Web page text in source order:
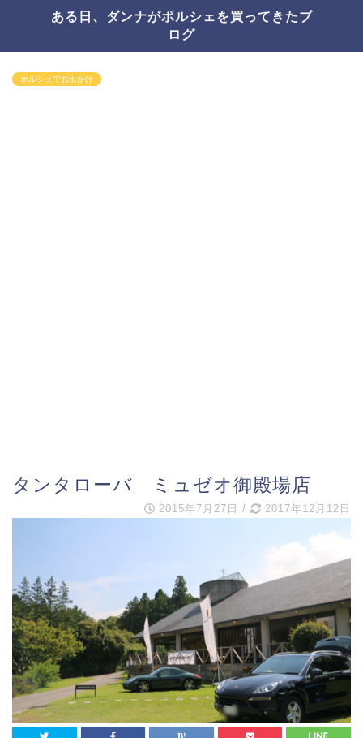
ある日、ダンナがポルシェを買ってきたブ
ログ
ポルシェでお出かけ
タンタローバ ミュゼオ御殿場店
2015年7月27日 / 2017年12月12日